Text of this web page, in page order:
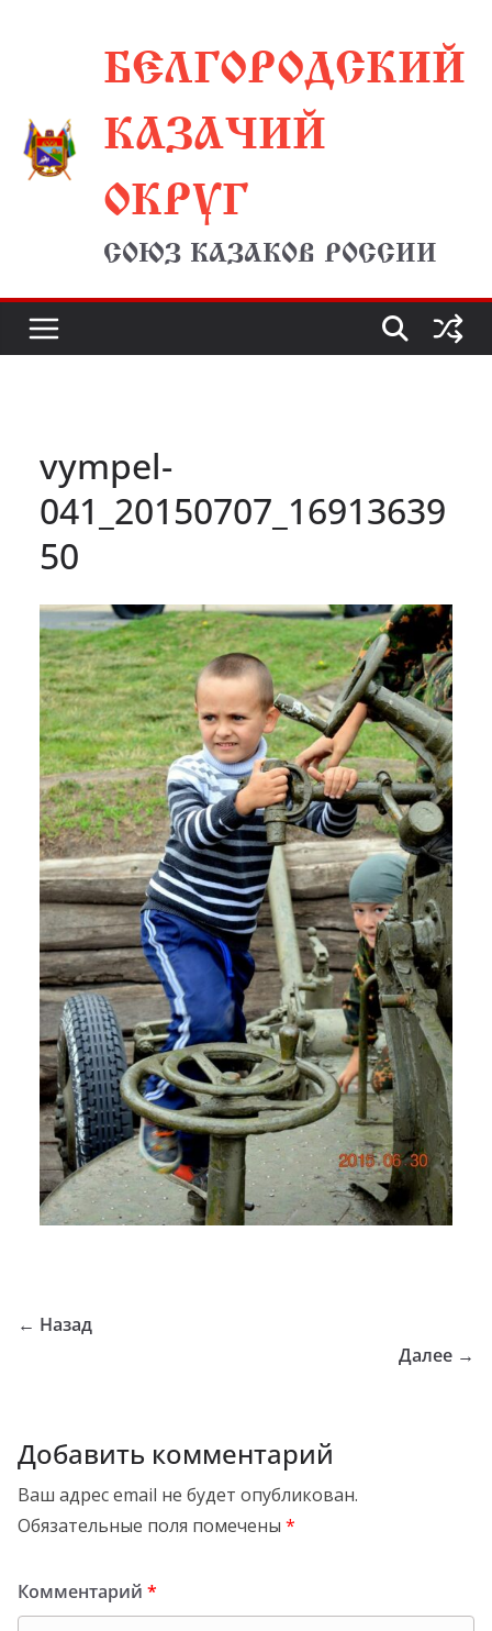
содержимомуБЕЛГОРОДСКИЙ
КАЗАЧИЙ
ОКРУГ
СОЮЗ КАЗАКОВ РОССИИ
vympel-
041_20150707_16913639
50
← Назад
Далее →
Добавить комментарий
Ваш адрес email не будет опубликован.
Обязательные поля помечены *
Комментарий *